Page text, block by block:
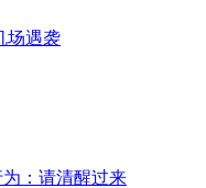
场遇袭
：请清醒过来